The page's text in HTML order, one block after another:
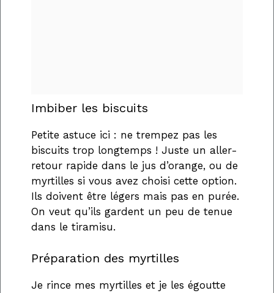
Imbiber les biscuits
Petite astuce ici : ne trempez pas les
biscuits trop longtemps ! Juste un aller-
retour rapide dans le jus d’orange, ou de
myrtilles si vous avez choisi cette option.
Ils doivent être légers mais pas en purée.
On veut qu’ils gardent un peu de tenue
dans le tiramisu.
Préparation des myrtilles
Je rince mes myrtilles et je les égoutte